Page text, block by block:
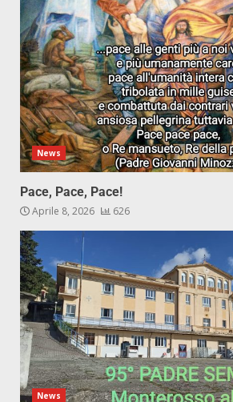
News
Pace, Pace, Pace!
Aprile 8, 2026 626
News